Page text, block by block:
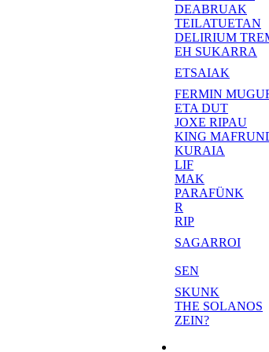
DEABRUAK
TEILATUETAN
DELIRIUM
EH SUKARRA
ETSAIAK
FERMIN
ETA DUT
JOXE RIPAU
KING
KURAIA
LIF
MAK
PARAFÜNK
R
RIP
SAGARROI
SEN
SKUNK
THE SOLANOS
ZEIN?